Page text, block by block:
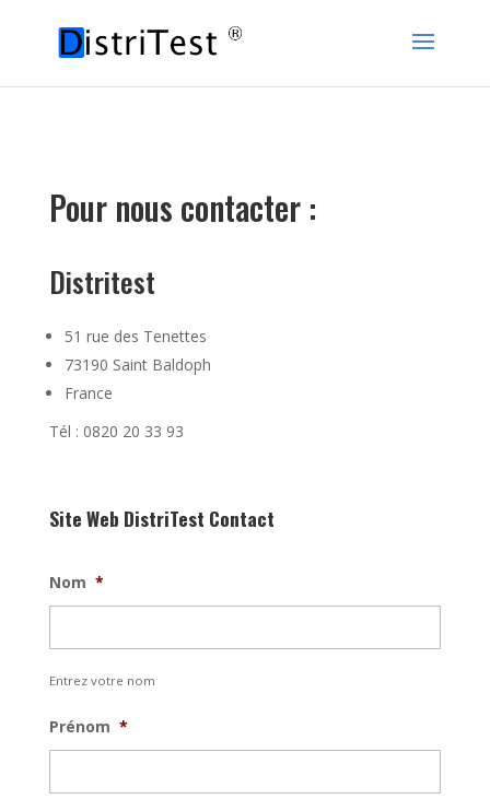
Pour nous contacter :
Distritest
51 rue des Tenettes
73190 Saint Baldoph
France
Tél : 0820 20 33 93
Site Web DistriTest Contact
Nom *
Entrez votre nom
Prénom *